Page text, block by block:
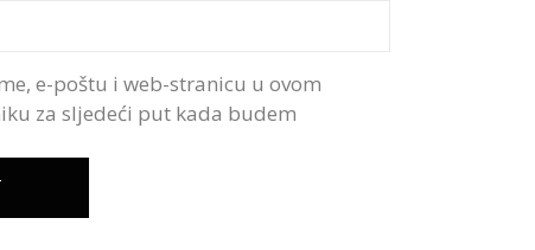
e-poštu i web-stranicu u ovom
za sljedeći put kada budem